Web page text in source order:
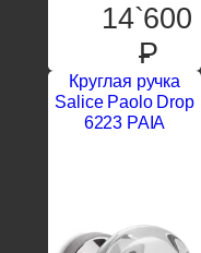
14`600
P
Круглая ручка
Salice Paolo Drop
6223 PAIA